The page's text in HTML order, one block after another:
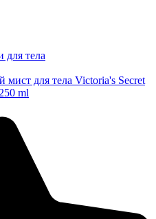
тела
для тела Victoria's Secret
ml